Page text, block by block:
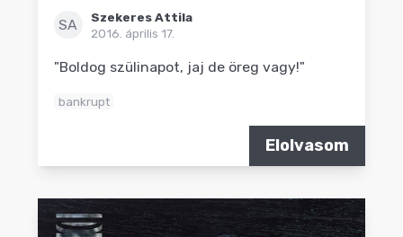
SA
Szekeres Attila
2016. április 17.
"Boldog szülinapot, jaj de öreg vagy!"
bankrupt
Elolvasom